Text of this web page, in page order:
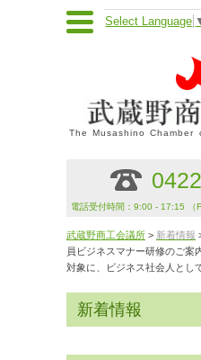
Select Language
The Musashino Chamber
電話受付時間：9:00 - 17:15 （
武蔵野商工会議所 > 新着情報
員ビジネスマナー研修のご案
対象に、ビジネス社会人とし
新着情報